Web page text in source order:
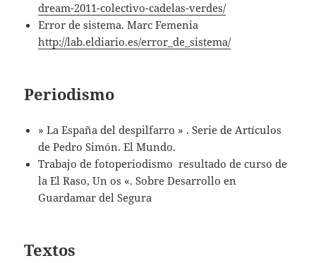
dream-2011-colectivo-cadelas-verdes/
Error de sistema. Marc Femenia
http://lab.eldiario.es/error_de_sistema/
Periodismo
» La España del despilfarro » . Serie de Artículos
de Pedro Simón. El Mundo.
Trabajo de fotoperiodismo resultado de curso de
la El Raso, Un os «. Sobre Desarrollo en
Guardamar del Segura
Textos